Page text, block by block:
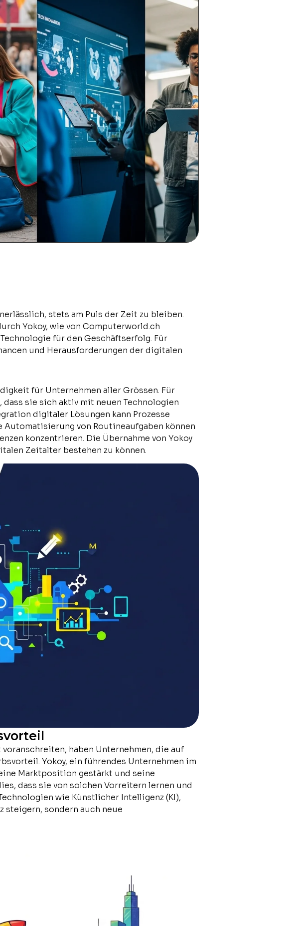
stets am Puls der Zeit zu bleiben.
Yokoy, wie von Computerworld.ch
für den Geschäftserfolg. Für
und Herausforderungen der digitalen
für Unternehmen aller Grössen. Für
sie sich aktiv mit neuen Technologien
digitaler Lösungen kann Prozesse
von Routineaufgaben können
konzentrieren. Die Übernahme von Yokoy
Zeitalter bestehen zu können.
haben Unternehmen, die auf
Yokoy, ein führendes Unternehmen im
Marktposition gestärkt und seine
dass sie von solchen Vorreitern lernen und
wie Künstlicher Intelligenz (KI),
steigern, sondern auch neue